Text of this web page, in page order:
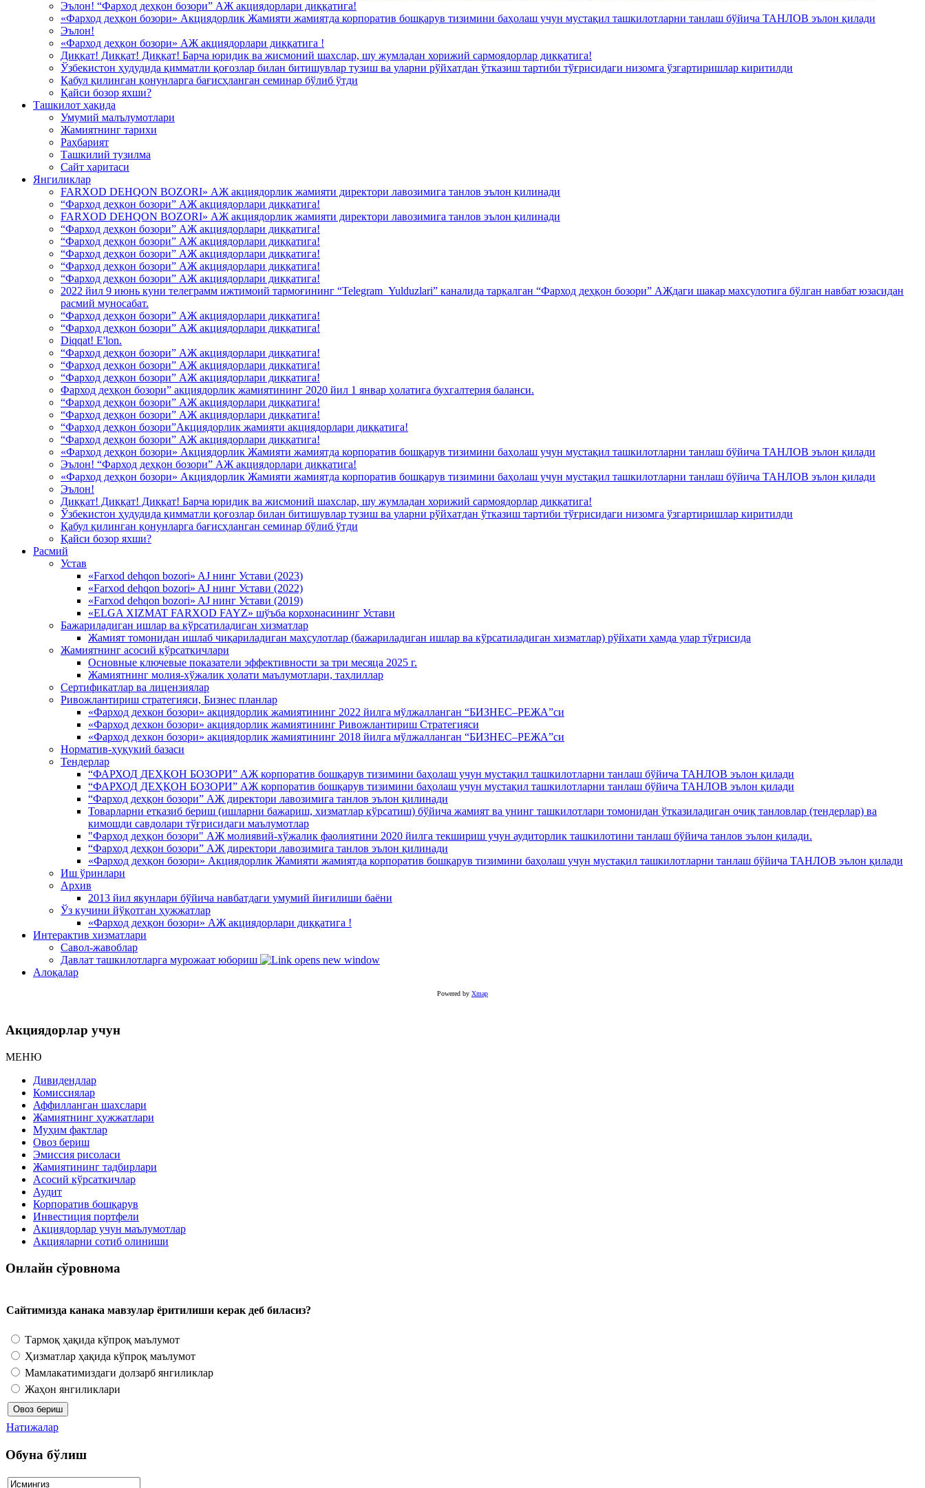
Эълон! “Фарход деҳқон бозори” АЖ акциядорлари диққатига!
«Фарход деҳқон бозори» Акциядорлик Жамияти жамиятда корпоратив бошқарув тизимини баҳолаш учун мустақил ташкилотларни танлаш бўйича ТАНЛОВ эълон қилади
Эълон!
«Фарход деҳқон бозори» АЖ акциядорлари диққатига !
Диққат! Диққат! Диққат! Барча юридик ва жисмоний шахслар, шу жумладан хорижий сармоядорлар диққатига!
Ўзбекистон ҳудудида қимматли қоғозлар билан битишувлар тузиш ва уларни рўйхатдан ўтказиш тартиби тўғрисидаги низомга ўзгартиришлар киритилди
Қабул қилинган қонунларга бағисҳланган семинар бўлиб ўтди
Қайси бозор яхши?
Ташкилот ҳақида
Умумий малълумотлари
Жамиятнинг тарихи
Раҳбарият
Ташкилий тузилма
Сайт харитаси
Янгиликлар
FARXOD DEHQON BOZORI» АЖ акциядорлик жамияти директори лавозимига танлов эълон қилинади
“Фарход деҳқон бозори” АЖ акциядорлари диққатига!
FARXOD DEHQON BOZORI» АЖ акциядорлик жамияти директори лавозимига танлов эълон қилинади
“Фарход деҳқон бозори” АЖ акциядорлари диққатига!
“Фарход деҳқон бозори” АЖ акциядорлари диққатига!
“Фарход деҳқон бозори” АЖ акциядорлари диққатига!
“Фарход деҳқон бозори” АЖ акциядорлари диққатига!
“Фарход деҳқон бозори” АЖ акциядорлари диққатига!
2022 йил 9 июнь куни телеграмм ижтимоий тармоғининг “Telegram_Yulduzlari” каналида тарқалган “Фарход деҳқон бозори” АЖдаги шакар махсулотига бўлган навбат юзасидан
расмий муносабат.
“Фарход деҳқон бозори” АЖ акциядорлари диққатига!
“Фарход деҳқон бозори” АЖ акциядорлари диққатига!
Diqqat! E'lon.
“Фарход деҳқон бозори” АЖ акциядорлари диққатига!
“Фарход деҳқон бозори” АЖ акциядорлари диққатига!
“Фарход деҳқон бозори” АЖ акциядорлари диққатига!
Фарход деҳқон бозори” акциядорлик жамиятининг 2020 йил 1 январ ҳолатига бухгалтерия баланси.
“Фарход деҳқон бозори” АЖ акциядорлари диққатига!
“Фарход деҳқон бозори” АЖ акциядорлари диққатига!
“Фарход деҳқон бозори”Акциядорлик жамияти акциядорлари диққатига!
“Фарход деҳқон бозори” АЖ акциядорлари диққатига!
«Фарход деҳқон бозори» Акциядорлик Жамияти жамиятда корпоратив бошқарув тизимини баҳолаш учун мустақил ташкилотларни танлаш бўйича ТАНЛОВ эълон қилади
Эълон! “Фарход деҳқон бозори” АЖ акциядорлари диққатига!
«Фарход деҳқон бозори» Акциядорлик Жамияти жамиятда корпоратив бошқарув тизимини баҳолаш учун мустақил ташкилотларни танлаш бўйича ТАНЛОВ эълон қилади
Эълон!
Диққат! Диққат! Диққат! Барча юридик ва жисмоний шахслар, шу жумладан хорижий сармоядорлар диққатига!
Ўзбекистон ҳудудида қимматли қоғозлар билан битишувлар тузиш ва уларни рўйхатдан ўтказиш тартиби тўғрисидаги низомга ўзгартиришлар киритилди
Қабул қилинган қонунларга бағисҳланган семинар бўлиб ўтди
Қайси бозор яхши?
Расмий
Устав
«Farxod dehqon bozori» AJ нинг Устави (2023)
«Farxod dehqon bozori» AJ нинг Устави (2022)
«Farxod dehqon bozori» AJ нинг Устави (2019)
«ELGA XIZMAT FARXOD FAYZ» шўъба корхонасининг Устави
Бажариладиган ишлар ва кўрсатиладиган хизматлар
Жамият томонидан ишлаб чиқариладиган маҳсулотлар (бажариладиган ишлар ва кўрсатиладиган хизматлар) рўйхати ҳамда улар тўғрисида
Жамиятнинг асосий кўрсаткичлари
Основные ключевые показатели эффективности за три месяца 2025 г.
Жамиятнинг молия-хўжалик ҳолати маълумотлари, таҳлиллар
Сертификатлар ва лицензиялар
Ривожлантириш стратегияси, Бизнес планлар
«Фарход дехкон бозори» акциядорлик жамиятининг 2022 йилга мўлжалланган “БИЗНЕС–РЕЖА”си
«Фарход дехкон бозори» акциядорлик жамиятининг Ривожлантириш Стратегияси
«Фарход дехкон бозори» акциядорлик жамиятининг 2018 йилга мўлжалланган “БИЗНЕС–РЕЖА”си
Норматив-ҳуқукий базаси
Тендерлар
“ФАРХОД ДЕҲҚОН БОЗОРИ” АЖ корпоратив бошқарув тизимини баҳолаш учун мустақил ташкилотларни танлаш бўйича ТАНЛОВ эълон қилади
“ФАРХОД ДЕҲҚОН БОЗОРИ” АЖ корпоратив бошқарув тизимини баҳолаш учун мустақил ташкилотларни танлаш бўйича ТАНЛОВ эълон қилади
“Фарход деҳқон бозори” АЖ директори лавозимига танлов эълон қилинади
Товарларни етказиб бериш (ишларни бажариш, хизматлар кўрсатиш) бўйича жамият ва унинг ташкилотлари томонидан ўтказиладиган очиқ танловлар (тендерлар) ва
кимошди савдолари тўғрисидаги маълумотлар
"Фарход деҳқон бозори" АЖ молиявий-хўжалик фаолиятини 2020 йилга текшириш учун аудиторлик ташкилотини танлаш бўйича танлов эълон қилади.
“Фарход деҳқон бозори” АЖ директори лавозимига танлов эълон қилинади
«Фарход деҳқон бозори» Акциядорлик Жамияти жамиятда корпоратив бошқарув тизимини баҳолаш учун мустақил ташкилотларни танлаш бўйича ТАНЛОВ эълон қилади
Иш ўринлари
Архив
2013 йил якунлари бўйича навбатдаги умумий йиғилиши баёни
Ўз кучини йўқотган ҳужжатлар
«Фарход деҳқон бозори» АЖ акциядорлари диққатига !
Интерактив хизматлари
Савол-жавоблар
Давлат ташкилотларга мурожаат юбориш
Алоқалар
Powered by Xmap
Акциядорлар учун
МЕНЮ
Дивидендлар
Комиссиялар
Аффилланган шахслари
Жамиятнинг ҳужжатлари
Муҳим фактлар
Овоз бериш
Эмиссия рисоласи
Жамиятининг тадбирлари
Асосий кўрсаткичлар
Аудит
Корпоратив бошқарув
Инвестиция портфели
Акциядорлар учун маълумотлар
Акцияларни сотиб олиниши
Онлайн сўровнома
Сайтимизда канака мавзулар ёритилиши керак деб биласиз?
Тармоқ ҳақида кўпроқ маълумот
Ҳизматлар ҳақида кўпроқ маълумот
Мамлакатимиздаги долзарб янгиликлар
Жаҳон янгиликлари
Натижалар
Обуна бўлиш